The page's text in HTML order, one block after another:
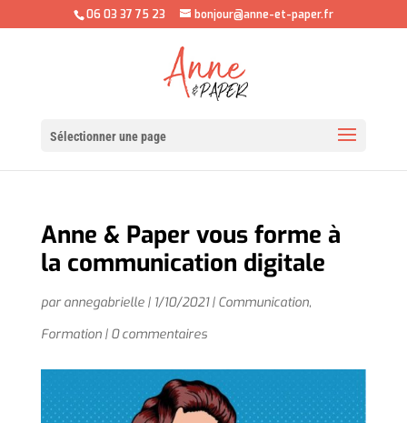
06 03 37 75 23 bonjour@anne-et-paper.fr
Sélectionner une page
Anne & Paper vous forme à
la communication digitale
par annegabrielle| 1/10/2021| Communication,
Formation| 0 commentaires